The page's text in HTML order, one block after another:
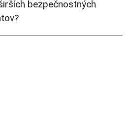
bezpečnostných